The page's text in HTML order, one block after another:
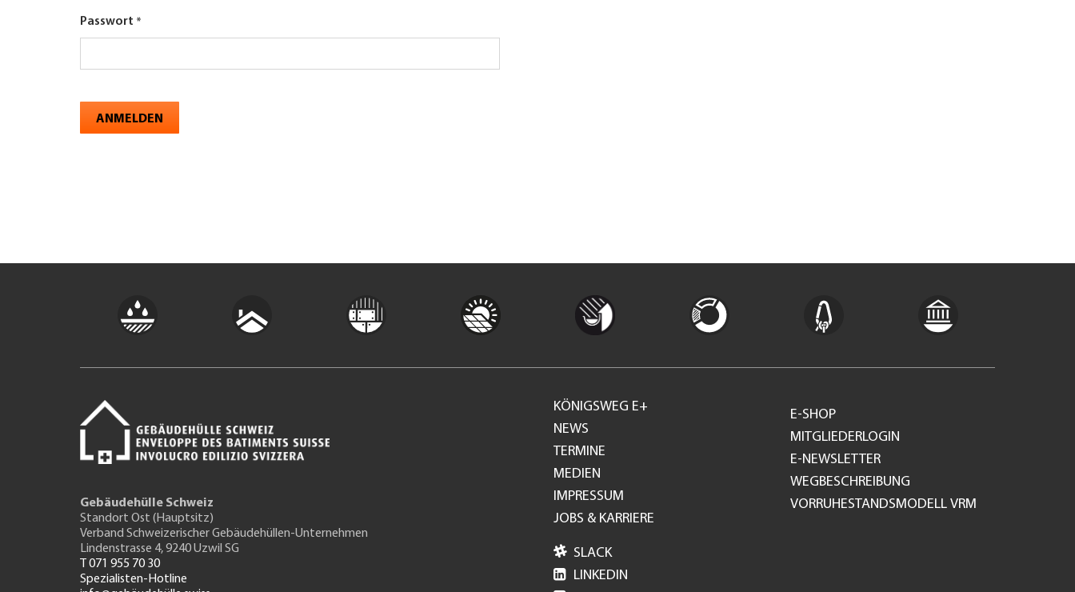
Passwort
ANMELDEN
Gebäudehülle Schweiz
Standort Ost (Hauptsitz)
Verband Schweizerischer Gebäudehüllen-Unternehmen
Lindenstrasse 4, 9240 Uzwil SG
T 071 955 70 30
Spezialisten-Hotline
Footer
GH
KÖNIGSWEG E+
NEWS
TERMINE
MEDIEN
IMPRESSUM
JOBS & KARRIERE
E-SHOP
MITGLIEDERLOGIN
E-NEWSLETTER
WEGBESCHREIBUNG
VORRUHESTANDSMODELL VRM
 SLACK
 LINKEDIN